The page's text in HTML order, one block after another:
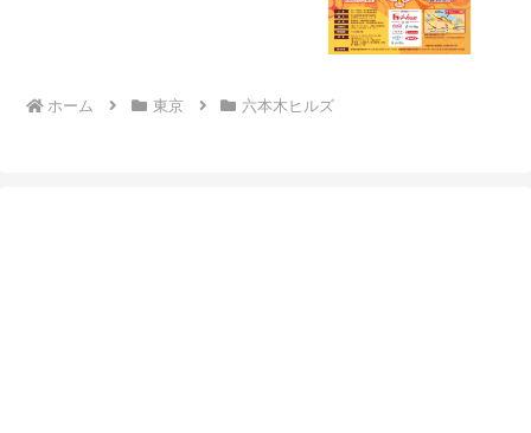
ホーム 東京 六本木ヒルズ